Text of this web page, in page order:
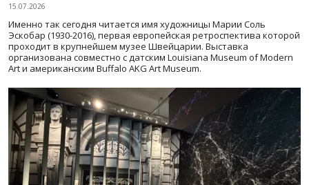
15.07.2026
Именно так сегодня читается имя художницы Марии Соль
Эскобар (1930-2016), первая европейская ретроспектива которой
проходит в крупнейшем музее Швейцарии. Выставка
организована совместно с датским Louisiana Museum of Modern
Art и американским Buffalo AKG Art Museum.